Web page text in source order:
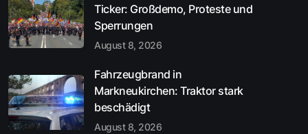
Ticker: Großdemo, Proteste und
Sperrungen
August 8, 2026
Fahrzeugbrand in
Markneukirchen: Traktor stark
beschädigt
August 8, 2026